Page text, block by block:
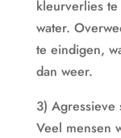
kleurverlies
water.
te eindigen,
dan weer.
3) Agressieve
Veel mensen